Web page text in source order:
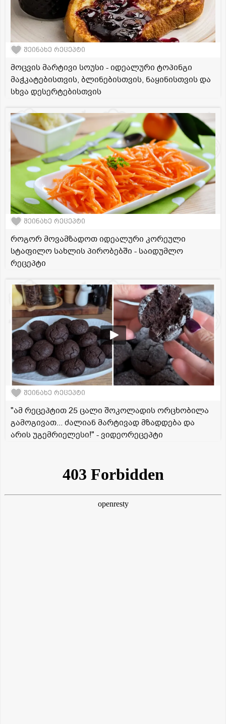
შეინახე რეცეპტი
მოცვის მარტივი სოუსი - იდეალური ტოპინგი
მაჭკატებისთვის, ბლინებისთვის, ნაყინისთვის და
სხვა დესერტებისთვის
შეინახე რეცეპტი
როგორ მოვამზადოთ იდეალური კორეული
სტაფილო სახლის პირობებში - საიდუმლო
რეცეპტი
შეინახე რეცეპტი
"ამ რეცეპტით 25 ცალი შოკოლადის ორცხობილა
გამოგივათ... ძალიან მარტივად მზადდება და
არის უგემრიელესი!" - ვიდეორეცეპტი